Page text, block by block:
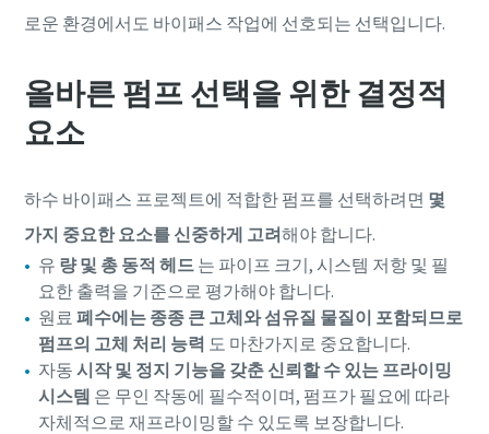
로운 환경에서도 바이패스 작업에 선호되는 선택입니다.
올바른 펌프 선택을 위한 결정적
요소
하수 바이패스 프로젝트에 적합한 펌프를 선택하려면 몇
가지 중요한 요소를 신중하게 고려해야 합니다.
유 량 및 총 동적 헤드 는 파이프 크기, 시스템 저항 및 필
요한 출력을 기준으로 평가해야 합니다.
원료폐수에는 종종 큰 고체와 섬유질 물질이 포함되므로
펌프의 고체 처리 능력 도 마찬가지로 중요합니다.
자동시작 및 정지 기능을 갖춘 신뢰할 수 있는 프라이밍
시스템 은 무인 작동에 필수적이며, 펌프가 필요에 따라
자체적으로 재프라이밍할 수 있도록 보장합니다.